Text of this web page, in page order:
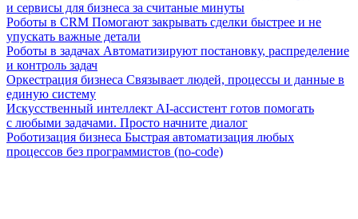
и сервисы для бизнеса за считаные минуты
Роботы в CRM Помогают закрывать сделки быстрее и не
упускать важные детали
Роботы в задачах Автоматизируют постановку, распределение
и контроль задач
Оркестрация бизнеса Связывает людей, процессы и данные в
единую систему
Искусственный интеллект AI-ассистент готов помогать
с любыми задачами. Просто начните диалог
Роботизация бизнеса Быстрая автоматизация любых
процессов без программистов (no-code)